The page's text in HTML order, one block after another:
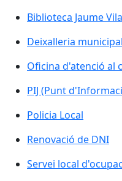
Biblioteca Jaume
Deixalleria
Oficina d'atenció al
PIJ (Punt
Policia Local
Renovació de DNI
Servei local